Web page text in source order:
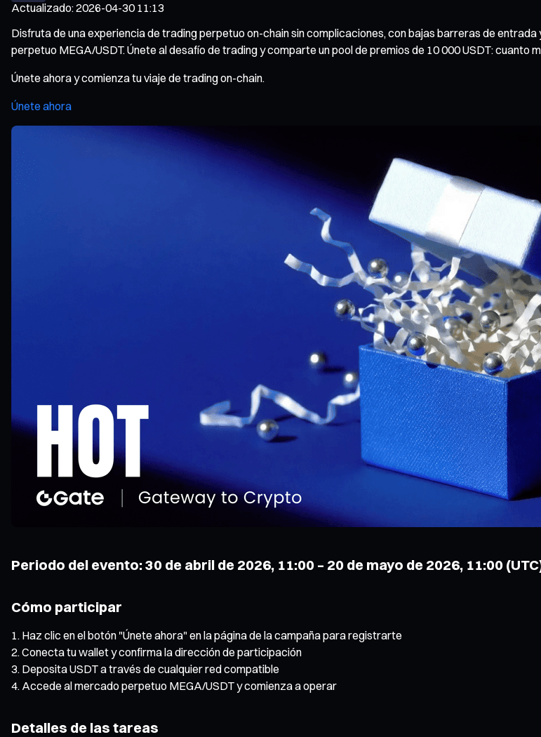
Actualizado:2026-04-30 11:13
Disfruta de una experiencia de trading perpetuo on-chain sin complicaciones, con bajas barreras de
perpetuo MEGA/USDT. Únete al desafío de trading y comparte un pool de premios de 10 000 USDT: cuanto
Únete ahora y comienza tu viaje de trading on-chain.
Únete ahora
Periodo del evento: 30 de abril de 2026, 11:00 – 20 de mayo de 2026, 11:00
Cómo participar
Haz clic en el botón "Únete ahora" en la página de la campaña para registrarte
Conecta tu wallet y confirma la dirección de participación
Deposita USDT a través de cualquier red compatible
Accede al mercado perpetuo MEGA/USDT y comienza a operar
Detalles de las tareas